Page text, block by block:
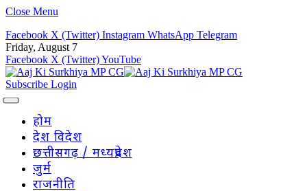
Close Menu
Facebook X (Twitter) Instagram WhatsApp Telegram
Friday, August 7
Facebook X (Twitter)YouTube
Subscribe Login
होम
देश विदेश
छत्तीसगढ़ / मध्यप्रदेश
जुर्म
राजनीति